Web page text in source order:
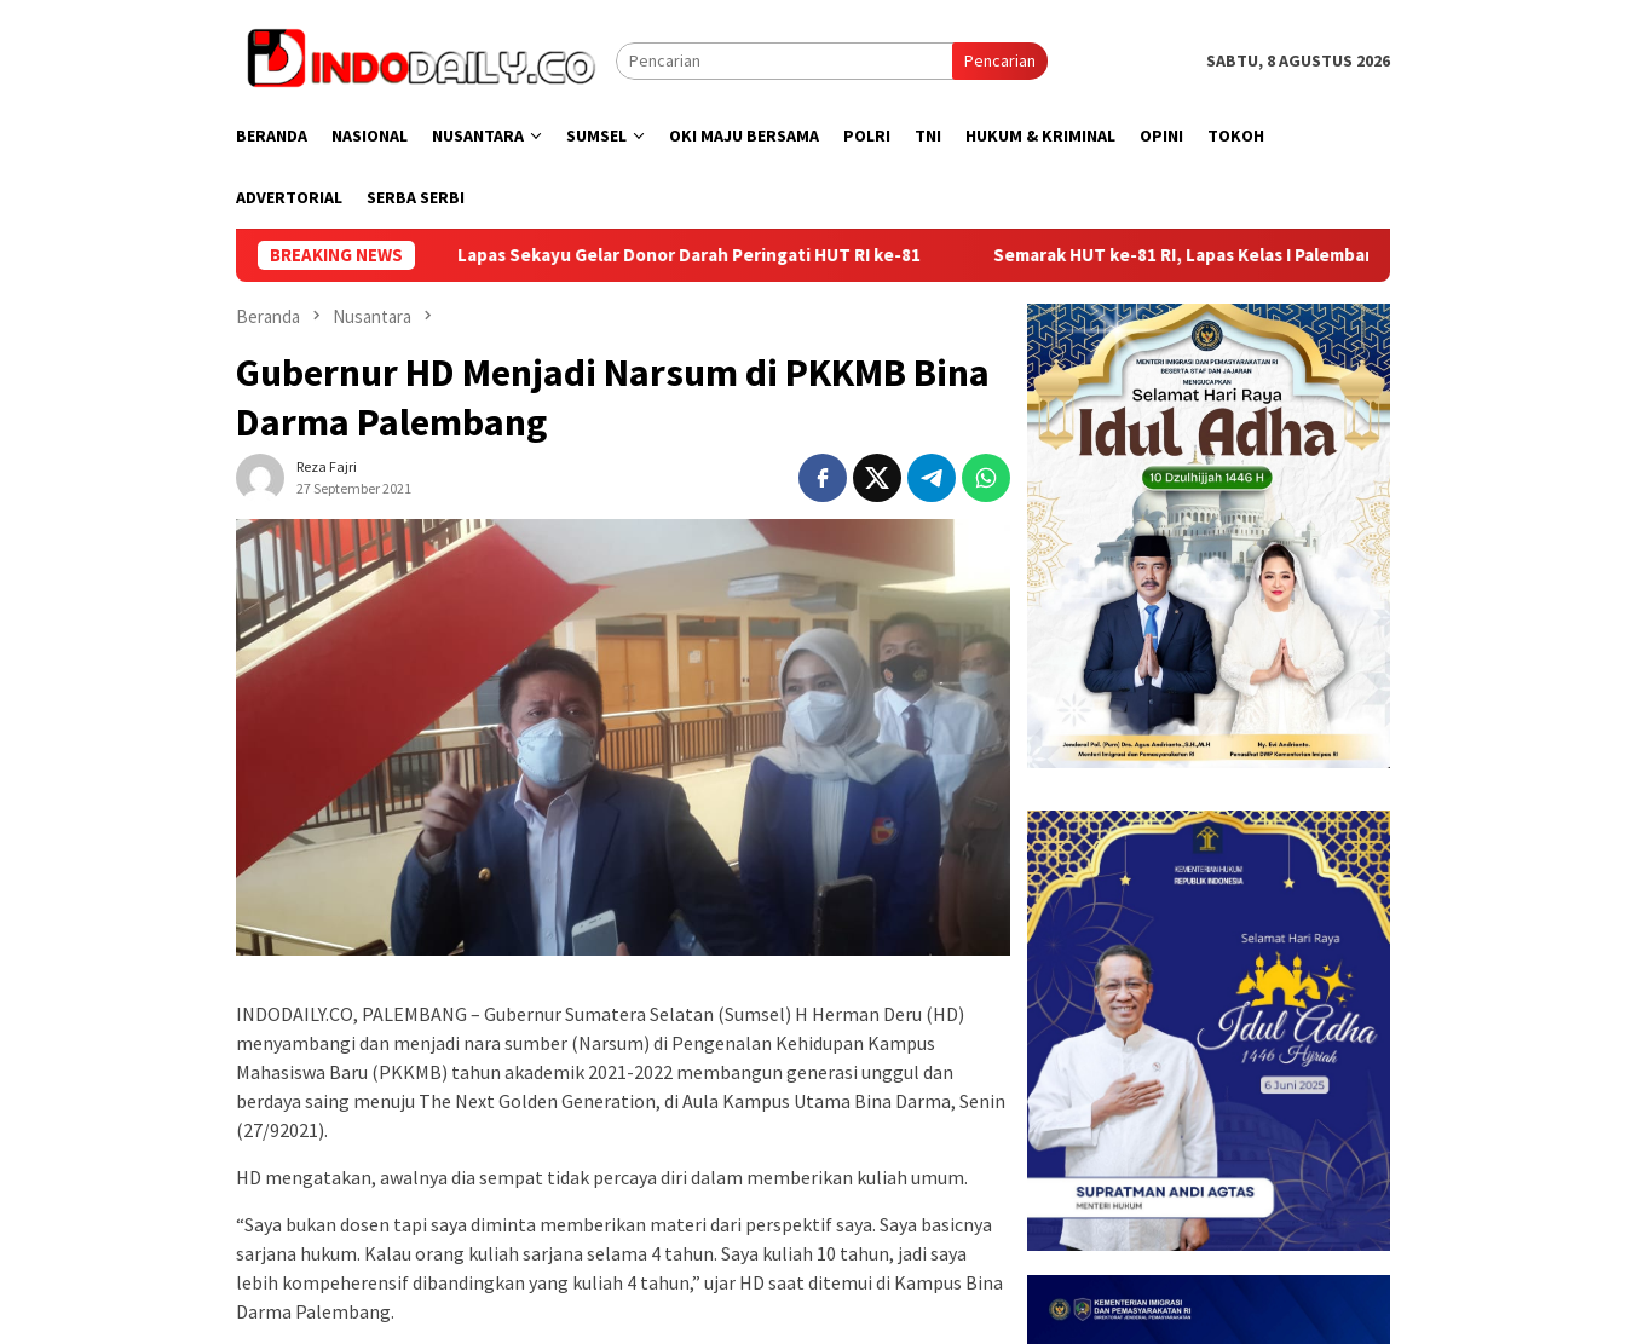
Pencarian SABTU, 8 AGUSTUS 2026
BERANDA NASIONAL NUSANTARA SUMSEL OKI MAJU BERSAMA POLRI TNI HUKUM & KRIMINAL OPINI TOKOH
ADVERTORIAL SERBA SERBI
BREAKING NEWS
Lapas Sekayu Gelar Donor Darah Peringati HUT RI ke-81 Semarak HUT ke-81 RI, Lapas Kelas I Palembang Gelar Aksi Bersih-Bersih Lingkungan
Beranda Nusantara
Gubernur HD Menjadi Narsum di PKKMB Bina
Darma Palembang
Reza Fajri
27 September 2021
INDODAILY.CO, PALEMBANG – Gubernur Sumatera Selatan (Sumsel) H Herman Deru (HD)
menyambangi dan menjadi nara sumber (Narsum) di Pengenalan Kehidupan Kampus
Mahasiswa Baru (PKKMB) tahun akademik 2021-2022 membangun generasi unggul dan
berdaya saing menuju The Next Golden Generation, di Aula Kampus Utama Bina Darma, Senin
(27/92021).
HD mengatakan, awalnya dia sempat tidak percaya diri dalam memberikan kuliah umum.
“Saya bukan dosen tapi saya diminta memberikan materi dari perspektif saya. Saya basicnya
sarjana hukum. Kalau orang kuliah sarjana selama 4 tahun. Saya kuliah 10 tahun, jadi saya
lebih kompeherensif dibandingkan yang kuliah 4 tahun,” ujar HD saat ditemui di Kampus Bina
Darma Palembang.